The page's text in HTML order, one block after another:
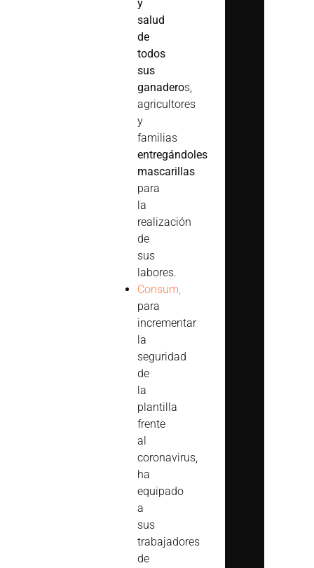
y
salud
de
todos
sus
ganaderos,
agricultores
y
familias
entregándoles
mascarillas
para
la
realización
de
sus
labores.
Consum,
para
incrementar
la
seguridad
de
la
plantilla
frente
al
coronavirus,
ha
equipado
a
sus
trabajadores
de